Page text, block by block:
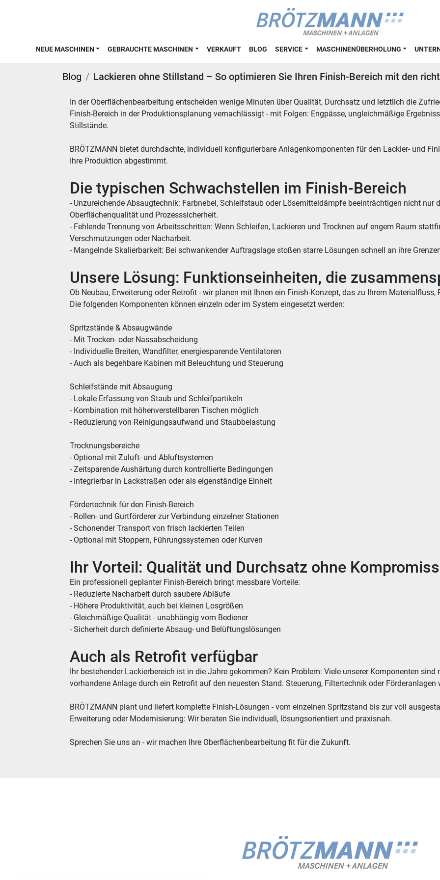
NEUE MASCHINEN GEBRAUCHTE MASCHINEN VERKAUFT BLOG SERVICE MASCHINENÜBERHOLUNG
Blog Lackieren ohne Stillstand – So optimieren Sie Ihren Finish-Bereich mit den
In der Oberflächenbearbeitung entscheiden wenige Minuten über Qualität, Durchsatz und letztlich die
Finish-Bereich in der Produktionsplanung vernachlässigt - mit Folgen: Engpässe, ungleichmäßige
Stillstände.
BRÖTZMANN bietet durchdachte, individuell konfigurierbare Anlagenkomponenten für den Lackier- und
Ihre Produktion abgestimmt.
Die typischen Schwachstellen im Finish-Bereich
- Unzureichende Absaugtechnik: Farbnebel, Schleifstaub oder Lösemitteldämpfe beeinträchtigen nicht nur
Oberflächenqualität und Prozesssicherheit.
- Fehlende Trennung von Arbeitsschritten: Wenn Schleifen, Lackieren und Trocknen auf engem Raum
Verschmutzungen oder Nacharbeit.
- Mangelnde Skalierbarkeit: Bei schwankender Auftragslage stoßen starre Lösungen schnell an ihre
Unsere Lösung: Funktionseinheiten, die
Ob Neubau, Erweiterung oder Retrofit - wir planen mit Ihnen ein Finish-Konzept, das zu Ihrem
Die folgenden Komponenten können einzeln oder im System eingesetzt werden:
Spritzstände & Absaugwände
- Mit Trocken- oder Nassabscheidung
- Individuelle Breiten, Wandfilter, energiesparende Ventilatoren
- Auch als begehbare Kabinen mit Beleuchtung und Steuerung
Schleifstände mit Absaugung
- Lokale Erfassung von Staub und Schleifpartikeln
- Kombination mit höhenverstellbaren Tischen möglich
- Reduzierung von Reinigungsaufwand und Staubbelastung
Trocknungsbereiche
- Optional mit Zuluft- und Abluftsystemen
- Zeitsparende Aushärtung durch kontrollierte Bedingungen
- Integrierbar in Lackstraßen oder als eigenständige Einheit
Fördertechnik für den Finish-Bereich
- Rollen- und Gurtförderer zur Verbindung einzelner Stationen
- Schonender Transport von frisch lackierten Teilen
- Optional mit Stoppern, Führungssystemen oder Kurven
Ihr Vorteil: Qualität und Durchsatz ohne
Ein professionell geplanter Finish-Bereich bringt messbare Vorteile:
- Reduzierte Nacharbeit durch saubere Abläufe
- Höhere Produktivität, auch bei kleinen Losgrößen
- Gleichmäßige Qualität - unabhängig vom Bediener
- Sicherheit durch definierte Absaug- und Belüftungslösungen
Auch als Retrofit verfügbar
Ihr bestehender Lackierbereich ist in die Jahre gekommen? Kein Problem: Viele unserer Komponenten sind
vorhandene Anlage durch ein Retrofit auf den neuesten Stand. Steuerung, Filtertechnik oder
BRÖTZMANN plant und liefert komplette Finish-Lösungen - vom einzelnen Spritzstand bis zur voll
Erweiterung oder Modernisierung: Wir beraten Sie individuell, lösungsorientiert und praxisnah.
Sprechen Sie uns an - wir machen Ihre Oberflächenbearbeitung fit für die Zukunft.